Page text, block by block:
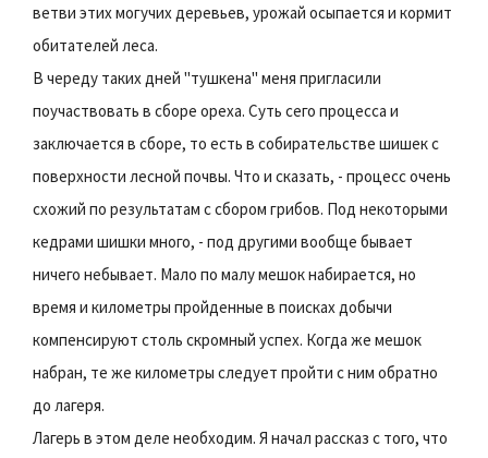
ветви этих могучих деревьев, урожай осыпается и кормит
обитателей леса.
В череду таких дней "тушкена" меня пригласили
поучаствовать в сборе ореха. Суть сего процесса и
заключается в сборе, то есть в собирательстве шишек с
поверхности лесной почвы. Что и сказать, - процесс очень
схожий по результатам с сбором грибов. Под некоторыми
кедрами шишки много, - под другими вообще бывает
ничего небывает. Мало по малу мешок набирается, но
время и километры пройденные в поисках добычи
компенсируют столь скромный успех. Когда же мешок
набран, те же километры следует пройти с ним обратно
до лагеря.
Лагерь в этом деле необходим. Я начал рассказ с того, что